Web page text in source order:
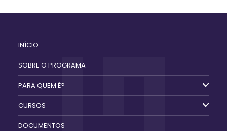
INÍCIO
SOBRE O PROGRAMA
PARA QUEM É?
CURSOS
DOCUMENTOS